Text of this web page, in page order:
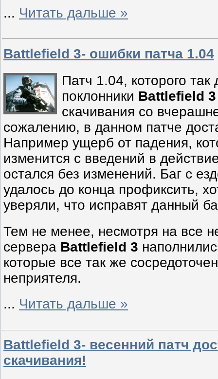
... Читать дальше »
Battlefield 3- ошибки патча 1.04
Патч 1.04, которого
поклонники Battlefield 3
скачивания со
сожалению, в данном патче
Например ущерб от падения,
изменится с введений в
остался без изменений. Баг с
удалось до конца профиксить,
уверяли, что исправят данный
Тем не менее, несмотря на все
сервера Battlefield 3
которые все так же
неприятеля.
... Читать дальше »
Battlefield 3- весенний патч
скачивания!